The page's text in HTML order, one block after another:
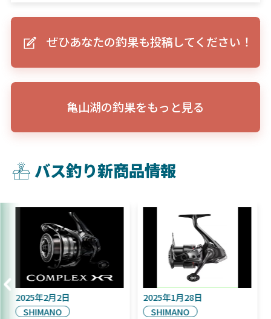
ぜひあなたの釣果も投稿してください！
亀山湖の釣果をもっと見る
バス釣り新商品情報
年9月16日
2025年2月2日
SHIMANO